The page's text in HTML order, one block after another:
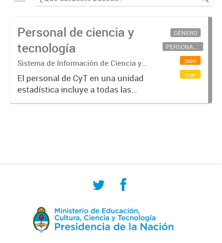
Personal de ciencia y
tecnología
Sistema de Información de Ciencia y
Tecnología Argentino (SICYTAR)
El personal de CyT en una unidad
estadística incluye a todas las
personas involucradas
GÉNERO
PERSONAL CIENTÍFICO-TECNOLÓGICO
json
csv